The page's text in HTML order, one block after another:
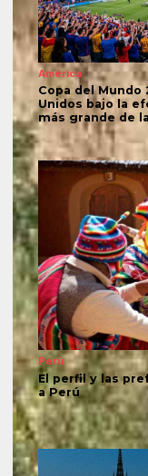
América
Copa del
Unidos bajo la
más grande de
Perú
El perfil y las
a Perú